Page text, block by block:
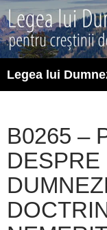
Sari
la
conținut
Legea lui
B0265 –
DESPRE